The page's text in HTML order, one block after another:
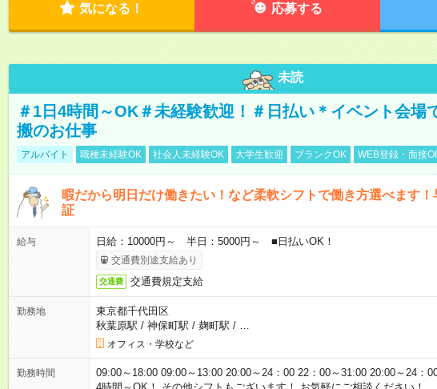
気になる！ 応募する
未読
＃1日4時間～OK＃未経験歓迎！＃日払い＊イベント会場
搬のお仕事
アルバイト 職種未経験OK 社会人未経験OK 大学生歓迎 ブランクOK WEB登録・面接
暇だから明日だけ働きたい！など柔軟シフトで働き方選べます
証
給与 日給：10000円～ 半日：5000円～ ■日払いOK！
交通費別途支給あり
交通費 交通費規定支給
勤務地
東京都千代田区
秋葉原駅 / 神保町駅 / 麹町駅 /
オフィス・学校など
勤務時間
09:00～18:00 09:00～13:00 20:00～24：00 22：00～31:00 20:00～24：